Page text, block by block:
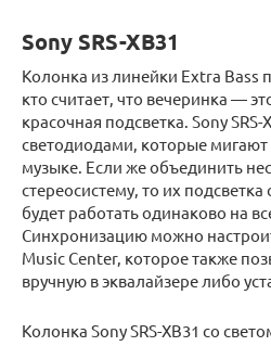
Sony SRS-XB31
Колонка из линейки Extra Bass
кто считает, что вечеринка —
красочная подсветка. Sony
светодиодами, которые
музыке. Если же объединить
стереосистему, то их
будет работать одинаково на
Синхронизацию можно
Music Center, которое также
вручную в эквалайзере либо
Колонка Sony SRS-XB31 со